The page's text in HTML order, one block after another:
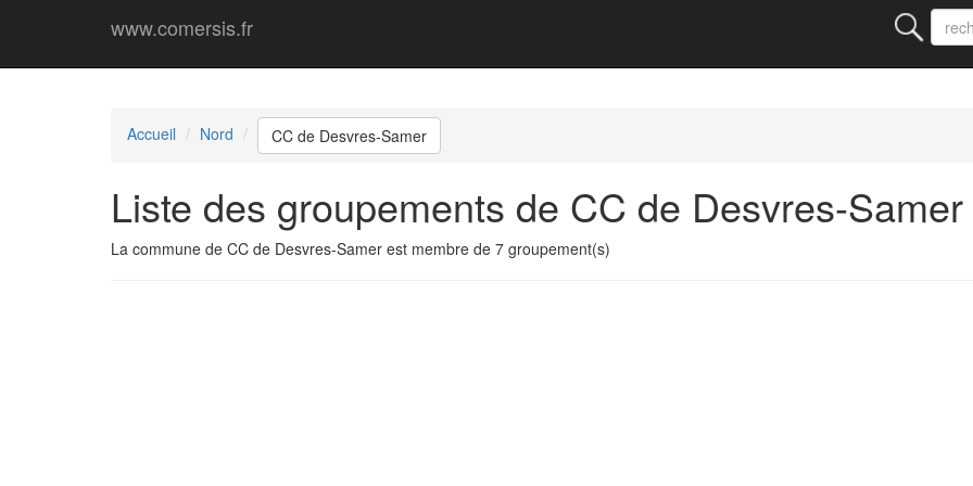
www.comersis.fr
Accueil Nord CC de Desvres-Samer
Liste des groupements de CC de Desvres-Samer
La commune de CC de Desvres-Samer est membre de 7 groupement(s)